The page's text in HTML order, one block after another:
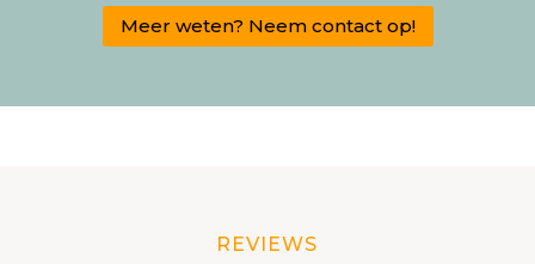
Meer weten? Neem contact op!
REVIEWS